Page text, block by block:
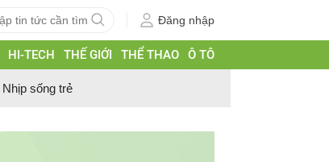
Đăng nhập
HI-TECH THẾ GIỚI THỂ THAO Ô TÔ
Nhịp sống trẻ